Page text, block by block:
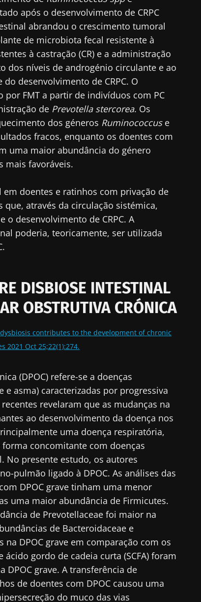
após o desenvolvimento de CRPC
abrandou o crescimento tumoral
de microbiota fecal resistente à
à castração (CR) e a administração
dos níveis de androgénio circulante e ao
desenvolvimento de CRPC. O
FMT a partir de indivíduos com PC
de Prevotella stercorea. Os
dos géneros Ruminococcuse
fracos, enquanto os doentes com
uma maior abundância do género
mais favoráveis.
doentes e ratinhos com privação de
através da circulação sistémica,
o desenvolvimento de CRPC. A
poderia, teoricamente, ser utilizada
DISBIOSE INTESTINAL
OBSTRUTIVA CRÓNICA
contributes to the development of chronic
2021 Oct 25;22(1):274.
(DPOC) refere-se a doenças
asma) caracterizadas por progressiva
revelaram que as mudanças na
ao desenvolvimento da doença nos
uma doença respiratória,
concomitante com doenças
No presente estudo, os autores
pulmão ligado à DPOC. As análises das
DPOC grave tinham uma menor
uma maior abundância de Firmicutes.
de Prevotellaceae foi maior na
de Bacteroidaceae e
DPOC grave em comparação com os
gordo de cadeia curta (SCFA) foram
grave. A transferência de
de doentes com DPOC causou uma
do muco das vias
ser redirecionado e deixar nosso site
Biocodex Microbiota Institute
se informado
de profissionais de saúde e investigadores
Digest" e o "HCP Magazine" para se manter
a microbiota.
para receber mais informações sobre a
gerais de utilização e a
de profissionais de saúde e investigadores
Digest" e o "HCP Magazine" para se manter
a microbiota.
para receber mais informações sobre a
condições gerais de utilizaçãoe a política de privacidade